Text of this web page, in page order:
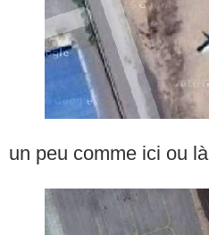
un peu comme ici ou là